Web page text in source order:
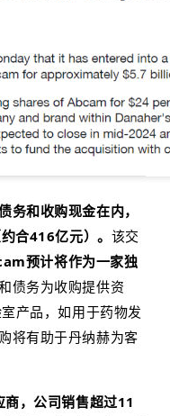
务和收购现金在内，
合416亿元）。 该交
预计将作为一家独
债务为收购提供资
产品，如用于药物发
将有助于丹纳赫为客
，公司销售超过11